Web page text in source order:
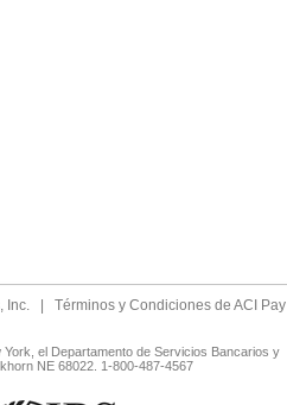
Inc.
Términos y Condiciones de ACI Pay
el Departamento de Servicios Bancarios y
NE 68022. 1-800-487-4567